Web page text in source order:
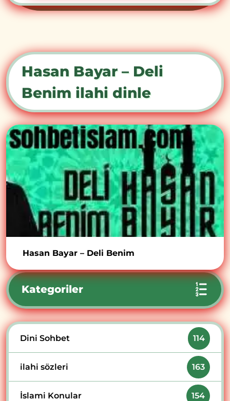
Hasan Bayar – Deli
Benim ilahi dinle
Hasan Bayar – Deli Benim
Kategoriler
Dini Sohbet 114
ilahi sözleri 163
İslami Konular 154